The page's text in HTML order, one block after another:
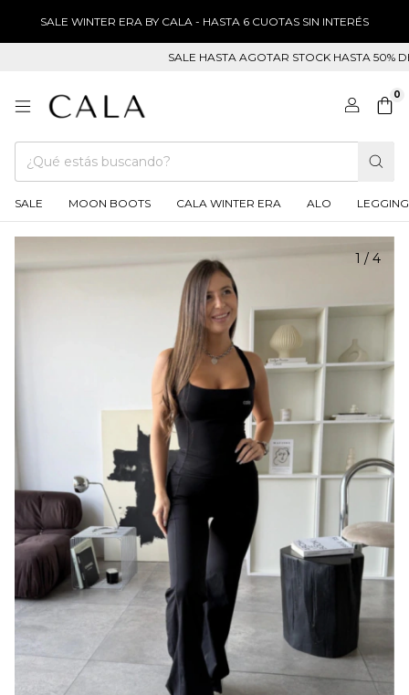
SALE WINTER ERA BY CALA - HASTA 6 CUOTAS SIN INTERÉS
SALE HASTA AGOTAR STOCK HASTA 50% DE
0
SALE MOON BOOTS CALA WINTER ERA ALO LEGGING
1 / 4